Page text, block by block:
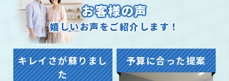
お客様の声
嬉しいお声をご紹介します！
キレイさが蘇りまし
た
予算に合った提案